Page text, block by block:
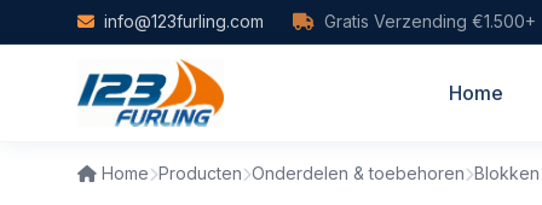
Skip to main content
info@123furling.com Gratis Verzending €1.500+
Home
Home Producten Onderdelen & toebehoren Blokken